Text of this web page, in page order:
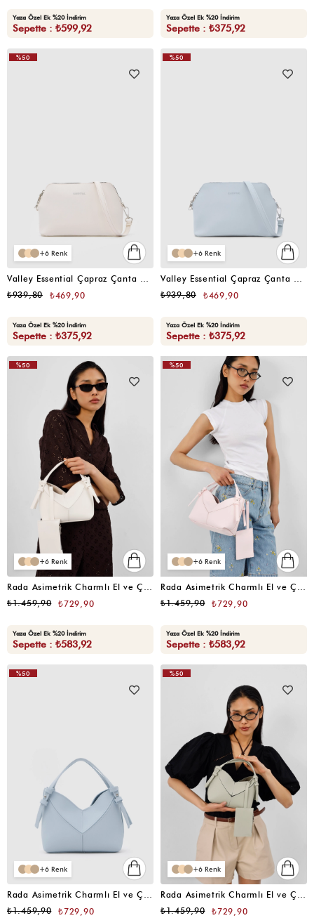
Yaza Özel Ek %20 İndirim
Sepette : ₺599,92
Yaza Özel Ek %20 İndirim
Sepette : ₺375,92
6
Valley Essential Çapraz Çanta Vanilya
₺469,90
₺939,80
Yaza Özel Ek %20 İndirim
Sepette : ₺375,92
%50
6
Valley Essential Çapraz Çanta Bebe Mavi
₺469,90
₺939,80
Yaza Özel Ek %20 İndirim
Sepette : ₺375,92
%50
6
₺729,90
₺1.459,90
Yaza Özel Ek %20 İndirim
Sepette : ₺583,92
%50
6
₺729,90
₺1.459,90
Yaza Özel Ek %20 İndirim
Sepette : ₺583,92
%50
6
Rada Asimetrik Charmlı El ve Çapraz Bebe Mavi
₺729,90
₺1.459,90
%50
6
Rada Asimetrik Charmlı El ve Çapraz Mint
₺729,90
₺1.459,90
%50